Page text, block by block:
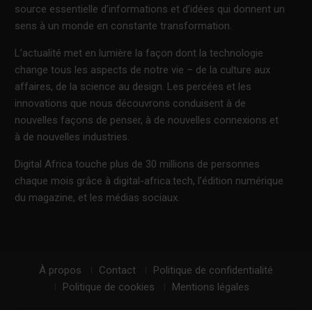
source essentielle d’informations et d’idées qui donnent un
sens à un monde en constante transformation.
L’actualité met en lumière la façon dont la technologie
change tous les aspects de notre vie – de la culture aux
affaires, de la science au design. Les percées et les
innovations que nous découvrons conduisent à de
nouvelles façons de penser, à de nouvelles connexions et
à de nouvelles industries.
Digital Africa touche plus de 30 millions de personnes
chaque mois grâce à digital-africa.tech, l’édition numérique
du magazine, et les médias sociaux.
À propos Contact
Politique de confidentialité
Politique de cookies
Mentions légales